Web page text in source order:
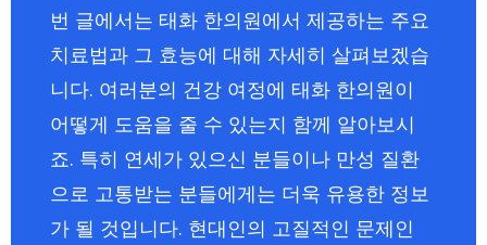
번 글에서는 태화 한의원에서 제공하는 주요
치료법과 그 효능에 대해 자세히 살펴보겠습
니다. 여러분의 건강 여정에 태화 한의원이
어떻게 도움을 줄 수 있는지 함께 알아보시
죠. 특히 연세가 있으신 분들이나 만성 질환
으로 고통받는 분들에게는 더욱 유용한 정보
가 될 것입니다. 현대인의 고질적인 문제인